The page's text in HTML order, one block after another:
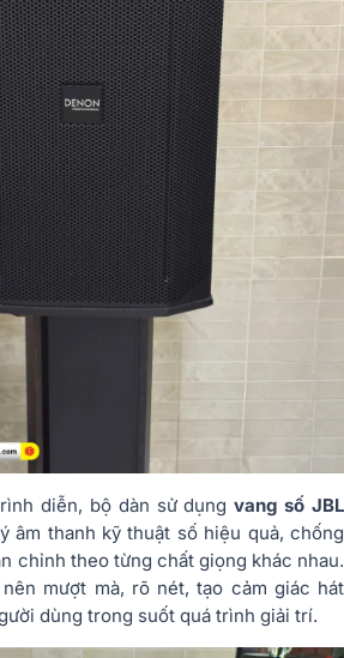
diễn, bộ dàn sử dụngvang số JBL
âm thanh kỹ thuật số hiệu quả, chống
chỉnh theo từng chất giọng khác nhau.
mượt mà, rõ nét, tạo cảm giác hát
dùng trong suốt quá trình giải trí.